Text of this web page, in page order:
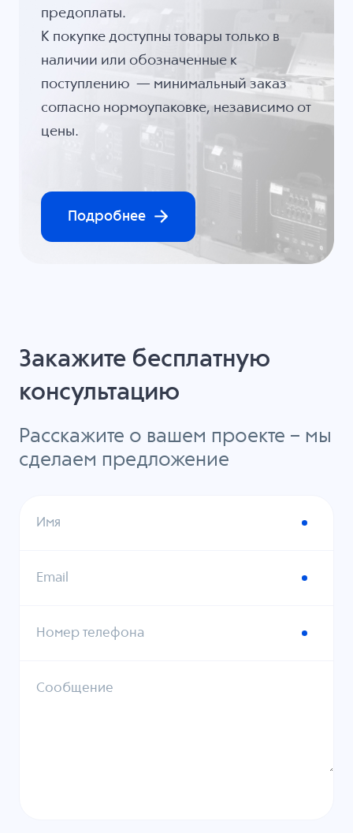
предоплаты.
К покупке доступны товары только в
наличии или обозначенные к
поступлению — минимальный заказ
согласно нормоупаковке, независимо от
цены.
Подробнее
Закажите бесплатную
консультацию
Расскажите о вашем проекте – мы
сделаем предложение
Имя
Email
Номер телефона
Сообщение